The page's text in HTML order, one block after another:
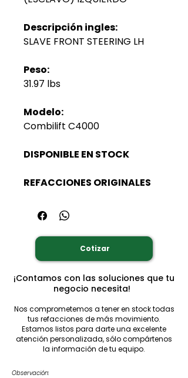
Descripción ingles:
SLAVE FRONT STEERING LH
Peso:
31.97 lbs
Modelo:
Combilift C4000
DISPONIBLE EN STOCK
REFACCIONES ORIGINALES
Cotizar
¡Contamos con las soluciones que tu
negocio necesita!
Nos comprometemos a tener en stock todas
tus refacciones de más movimiento.
Estamos listos para darte una excelente
atención personalizada, sólo compártenos
la información de tu equipo.
Observación: